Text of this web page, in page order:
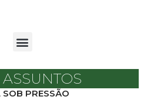
SOB PRESSÃO